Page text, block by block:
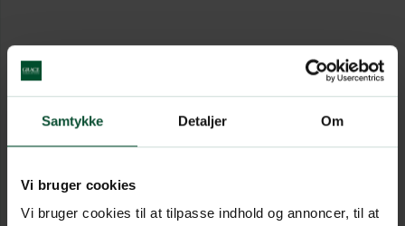
Samtykke Detaljer Om
Vi bruger cookies
Vi bruger cookies til at tilpasse indhold og annoncer, til at